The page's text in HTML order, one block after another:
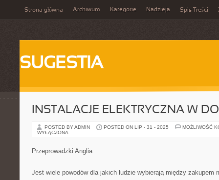
Strona główna Archiwum Kategorie Nadzieja Spis Treści
SUGESTIA
INSTALACJE ELEKTRYCZNA W
POSTED BY ADMIN POSTED ON LIP - 31 - 2025
MOŻLIWOŚĆ
WYŁĄCZONA
Przeprowadzki Anglia
Jest wiele powodów dla jakich ludzie wybierają między zakupem